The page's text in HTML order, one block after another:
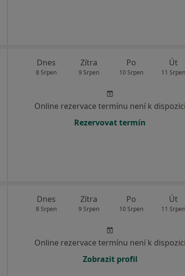
Dnes
8 Srpen
Zítra
9 Srpen
Po
10 Srpen
Út
11 Srpen
Online rezervace termínu není k dispozici
Rezervovat termín
Dnes
8 Srpen
Zítra
9 Srpen
Po
10 Srpen
Út
11 Srpen
Online rezervace termínu není k dispozici
Zobrazit profil